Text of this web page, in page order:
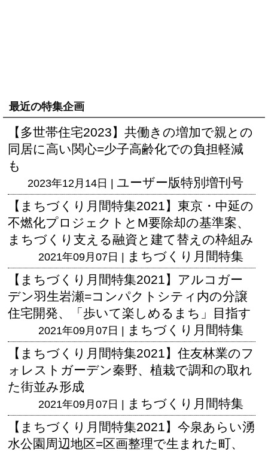
最近の特集企画
【多世帯住宅2023】共働きの増加で親との
同居に高い関心=少子高齢化での負担軽減
も
2023年12月14日 | ユーザー版特別増刊号
【まちづくり月間特集2021】東京・中延の
不燃化プロジェクトとM要除却の基準案、
まちづくり支える融資と建て替えの枠組み
2021年09月07日 |
まちづくり月間特集
【まちづくり月間特集2021】アルコガー
デン羽生岩瀬=コンパクトシティ内の分譲
住宅開発、「歩いて楽しめるまち」目指す
2021年09月07日 |
まちづくり月間特集
【まちづくり月間特集2021】住友林業のフ
ォレストガーデン秦野、植栽で調和の取れ
た街並み形成
2021年09月07日 |
まちづくり月間特集
【まちづくり月間特集2021】今泉あらい湧
水公園周辺地区=区画整理で生まれた町、